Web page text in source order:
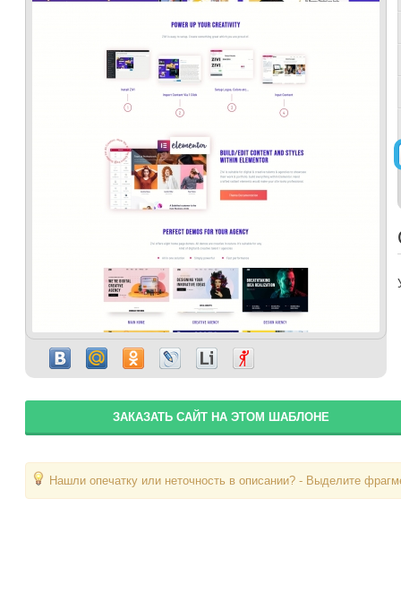
ЗАКАЗАТЬ САЙТ НА ЭТОМ ШАБЛОНЕ
Нашли опечатку или неточность в описании? - Выделите